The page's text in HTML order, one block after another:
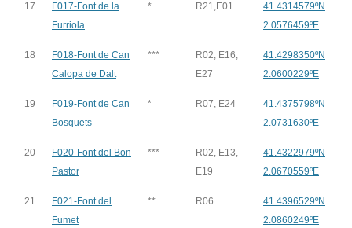
17
F017-Font de la
Furriola
* R21,E01
41.4314579ºN
2.0576459ºE
18
F018-Font de Can
Calopa de Dalt
***
R02, E16,
E27
41.4298350ºN
2.0600229ºE
19
F019-Font de Can
Bosquets
* R07, E24
41.4375798ºN
2.0731630ºE
20
F020-Font del Bon
Pastor
***
R02, E13,
E19
41.4322979ºN
2.0670559ºE
21
F021-Font del
Fumet
** R06
41.4396529ºN
2.0860249ºE